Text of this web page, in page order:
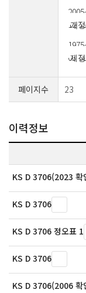
2005-
12-13
개정
1975-
03-
제정
페이지수 23
이력정보
KS D 3706(2023 확
KS D 3706
KS D 3706 정오표 1
KS D 3706
KS D 3706(2006 확